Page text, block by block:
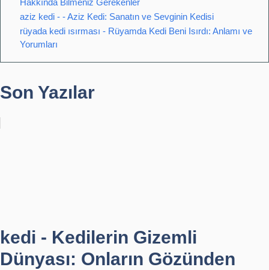
Hakkında Bilmeniz Gerekenler
aziz kedi - - Aziz Kedi: Sanatın ve Sevginin Kedisi
rüyada kedi ısırması - Rüyamda Kedi Beni Isırdı: Anlamı ve
Yorumları
Son Yazılar
kedi - Kedilerin Gizemli
Dünyası: Onların Gözünden